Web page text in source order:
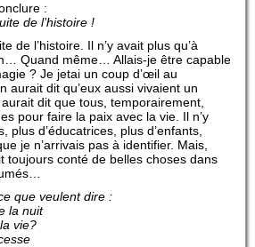
:
de l’histoire !
de l’histoire. Il n’y avait plus qu’à
Quand même… Allais-je être capable
? Je jetai un coup d’œil au
aurait dit qu’eux aussi vivaient un
dit que tous, temporairement,
pour faire la paix avec la vie. Il n’y
plus d’éducatrices, plus d’enfants,
je n’arrivais pas à identifier. Mais,
toujours conté de belles choses dans
que veulent dire :
la nuit
vie?